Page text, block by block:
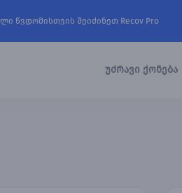
წვდომისთვის შეიძინეთ Recov Pro
უძრავი ქონება